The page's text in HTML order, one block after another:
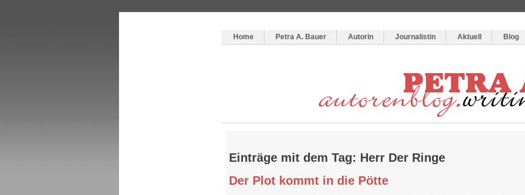
Home
Petra A. Bauer Autorin Journalistin Aktuell Blog
Einträge mit dem Tag: Herr Der Ringe
Der Plot kommt in die Pötte